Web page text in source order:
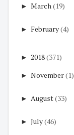
► March (19)
► February(4)
► 2018(371)
► November(1)
► August(33)
► July(46)